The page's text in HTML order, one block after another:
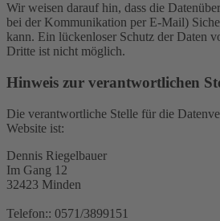
Wir weisen darauf hin, dass die
bei der Kommunikation per E-Mail)
kann. Ein lückenloser Schutz der Daten
Dritte ist nicht möglich.
Hinweis zur verantwortlichen
Die verantwortliche Stelle für die
Website ist:
Dennis Riegelbauer
Im Gang 12
32423 Minden
Telefon:: 0571/3899151